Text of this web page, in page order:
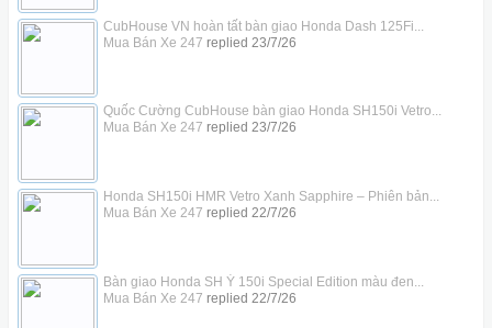
CubHouse VN hoàn tất bàn giao Honda Dash 125Fi...
Mua Bán Xe 247 replied 23/7/26
Quốc Cường CubHouse bàn giao Honda SH150i Vetro...
Mua Bán Xe 247 replied 23/7/26
Honda SH150i HMR Vetro Xanh Sapphire – Phiên bản...
Mua Bán Xe 247 replied 22/7/26
Bàn giao Honda SH Ý 150i Special Edition màu đen...
Mua Bán Xe 247 replied 22/7/26